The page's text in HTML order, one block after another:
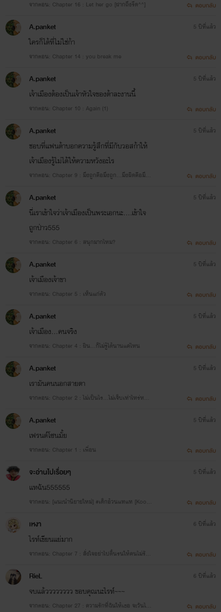
จากตอน: Chapter 16 : Let her go [ฝากถึงรีด^^] ตอบกลับ
A.panket
ใครก็ได้ที่ไม่ใช่ก้า
จากตอน: Chapter 14 : you break me
5 ปีที่แล้ว
ตอบกลับ
A.panket
เจ้าเมืองต้องเป็นเจ้าหัวใจของต้าละงานนี้
จากตอน: Chapter 10 : Again (1)
5 ปีที่แล้ว
ตอบกลับ
A.panket
ชอบที่แฟนต้าบอกความรู้สึกที่มีกับวอสก้าให้
เจ้าเมืองรู้ไม่ได้ให้ความหวังอะไร
จากตอน: Chapter 9 : มึงถูกคือมึงถูก...มึงผิดคือมึงถู
5 ปีที่แล้ว
ตอบกลับ
A.panket
นี่เราเข้าใจว่าเจ้าเมืองเป็นพระเอกนะ....เข้าใจ
ถูกป่าว555
จากตอน: Chapter 6 : สนุกมากไหม?
5 ปีที่แล้ว
ตอบกลับ
A.panket
เจ้าเมืองเจ้าขา
จากตอน: Chapter 5 : เห็นแก่ตัว
5 ปีที่แล้ว
ตอบกลับ
A.panket
เจ้าเมือง...คนจริง
จากตอน: Chapter 4 : ฝืน...ก็ไม่รู้ได้นานแค่ไหน
5 ปีที่แล้ว
ตอบกลับ
A.panket
เรามันคนนอกสายตา
จากตอน: Chapter 2 : ไม่เป็นไร...ไม่เจ็บเท่าไหร่หรอ
5 ปีที่แล้ว
ตอบกลับ
A.panket
เฟรนด์โซนมั้ย
จากตอน: Chapter 1 : เพื่อน
5 ปีที่แล้ว
ตอบกลับ
จะอ่านไปเรื่อยๆ
เเทฉัน555555
จากตอน: [แนะนำนิยายใหม่] #เด็กอ้วนแทแท [KooK
5 ปีที่แล้ว
ตอบกลับ
เหงา
ไรท์เขียนแย่มาก
จากตอน: Chapter 7 : สั่งใจอย่าไปดิ้นรนให้คนไม่รัก
6 ปีที่แล้ว
ตอบกลับ
RieL
จบแล้วววววววว ขอบคุณนะไรท์~~~
จากตอน: Chapter 27 : ความรักที่ฉันให้เธอ จะวันไห
6 ปีที่แล้ว
ตอบกลับ